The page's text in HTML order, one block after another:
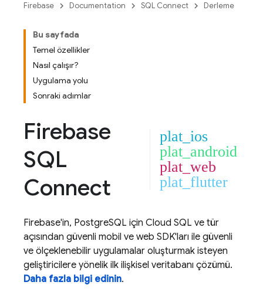
Firebase Documentation SQL Connect Derleme
Bu sayfada
Temel özellikler
Nasıl çalışır?
Uygulama yolu
Sonraki adımlar
Firebase
SQL
Connect
plat_ios
plat_android
plat_web
plat_flutter
Firebase'in, PostgreSQL için Cloud SQL ve tür
açısından güvenli mobil ve web SDK'ları ile güvenli
ve ölçeklenebilir uygulamalar oluşturmak isteyen
geliştiricilere yönelik ilk ilişkisel veritabanı çözümü.
Daha fazla bilgi edinin.